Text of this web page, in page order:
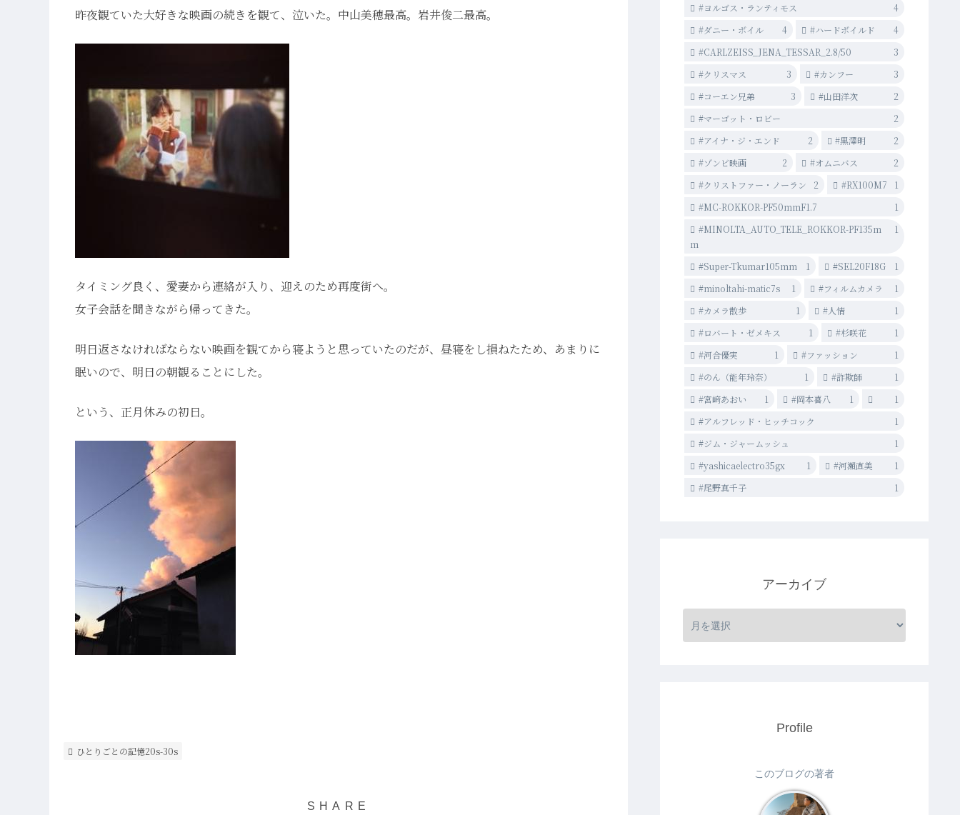
昨夜観ていた大好きな映画の続きを観て、泣いた。中山美穂最高。岩井俊二最高。
タイミング良く、愛妻から連絡が入り、迎えのため再度街へ。
女子会話を聞きながら帰ってきた。
明日返さなければならない映画を観てから寝ようと思っていたのだが、昼寝をし損ねたため、あまりに
眠いので、明日の朝観ることにした。
という、正月休みの初日。
ひとりごとの記憶20s-30s
#ヨルゴス・ランティモス
4
#ダニー・ボイル
4 #ハードボイルド
4
#CARLZEISS_JENA_TESSAR_2.8/50
3
#クリスマス
3 #カンフー
3
#コーエン兄弟
3 #山田洋次
2
#マーゴット・ロビー
2
#アイナ・ジ・エンド
2 #黒澤明
2
#ゾンビ映画
2 #オムニバス
2
#クリストファー・ノーラン
2 #RX100M7
1
#MC-ROKKOR-PF50mmF1.7
1
#MINOLTA_AUTO_TELE_ROKKOR-PF135m
m
1
#Super-Tkumar105mm 1 #SEL20F18G
1
#minoltahi-matic7s
1 #フィルムカメラ
1
#カメラ散歩
1 #人情
1
#ロバート・ゼメキス
1 #杉咲花
1
#河合優実
1 #ファッション
1
#のん（能年玲奈）
1 #詐欺師
1
#宮﨑あおい
1 #岡本喜八 1
1
#アルフレッド・ヒッチコック
1
#ジム・ジャームッシュ
1
#yashicaelectro35gx
1 #河瀨直美
1
#尾野真千子
1
アーカイブ
Profile
このブログの著者